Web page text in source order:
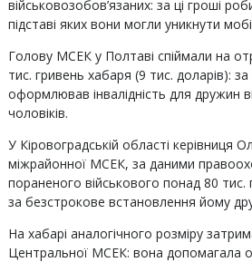
військовозобов’язаних: за ці гроші
підставі яких вони могли уникнути
Голову МСЕК у Полтаві спіймали на
тис. гривень хабаря (9 тис. доларів): за
оформлював інвалідність для дружин
чоловіків.
У Кіровоградській області керівниця
міжрайонної МСЕК, за даними
пораненого військового понад 80 тис.
за безстрокове встановлення йому
На хабарі аналогічного розміру
Центральної МСЕК: вона допомагала